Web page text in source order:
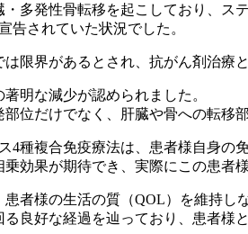
多発性骨転移を起こしており、ス
告されていた状況でした。
限界があるとされ、抗がん剤治療
明な減少が認められました。
位だけでなく、肝臓や骨への転移
4種複合免疫療法は、患者様自身の
効果が期待でき、実際にこの患者
者様の生活の質（QOL）を維持し
良好な経過を辿っており、患者様